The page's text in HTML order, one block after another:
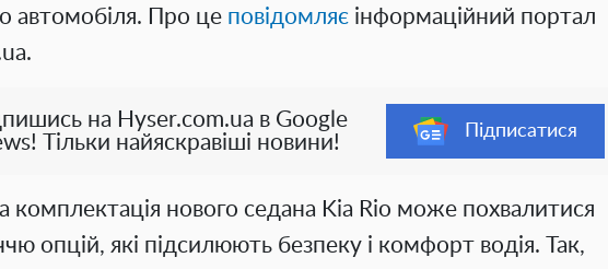
автомобіля. Про це повідомляє інформаційний портал
на Hyser.com.ua в Google
Тільки найяскравіші новини!
Підписатися
комплектація нового седана Kia Rio може похвалитися
опцій, які підсилюють безпеку і комфорт водія. Так,